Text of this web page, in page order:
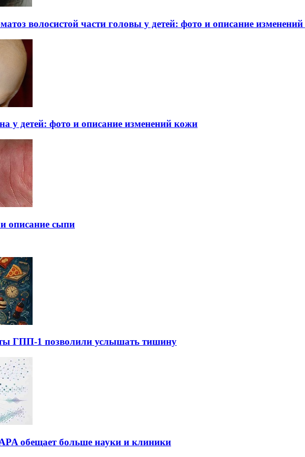
волосистой части головы у детей: фото и описание
у детей: фото и описание изменений кожи
описание сыпи
ГПП-1 позволили услышать тишину
обещает больше науки и клиники